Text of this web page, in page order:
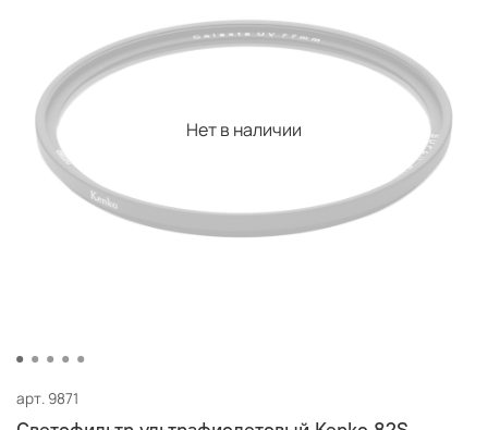
Нет в наличии
арт. 9871